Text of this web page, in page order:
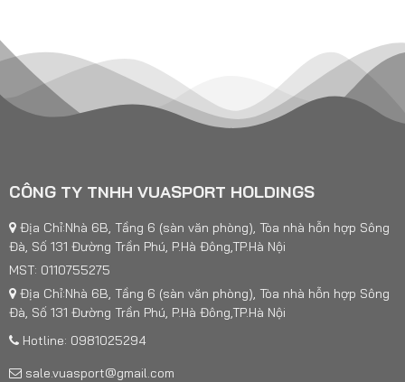
CÔNG TY TNHH VUASPORT HOLDINGS
Địa Chỉ:Nhà 6B, Tầng 6 (sàn văn phòng), Tòa nhà hỗn hợp Sông
Đà, Số 131 Đường Trần Phú, P.Hà Đông,TP.Hà Nội
MST: 0110755275
Địa Chỉ:Nhà 6B, Tầng 6 (sàn văn phòng), Tòa nhà hỗn hợp Sông
Đà, Số 131 Đường Trần Phú, P.Hà Đông,TP.Hà Nội
Hotline: 0981025294
sale.vuasport@gmail.com